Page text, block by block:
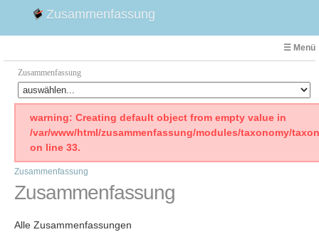
Zusammenfassung
☰ Menü
Zusammenfassung
Faust
Willhelm Tell
Emilia Galotti
1. Weltkrieg Zusammenfassung
warning: Creating default object from empty value in
/var/www/html/zusammenfassung/modules/taxonomy/
on line 33.
Zusammenfassung
Zusammenfassung
Alle Zusammenfassungen